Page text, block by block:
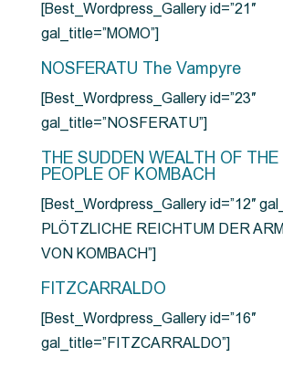
[Best_Wordpress_Gallery id=”21″
gal_title=”MOMO”]
NOSFERATU The Vampyre
[Best_Wordpress_Gallery id=”23″
gal_title=”NOSFERATU”]
THE SUDDEN WEALTH OF THE
PEOPLE OF KOMBACH
[Best_Wordpress_Gallery id=”12″
PLÖTZLICHE REICHTUM DER
VON KOMBACH”]
FITZCARRALDO
[Best_Wordpress_Gallery id=”16″
gal_title=”FITZCARRALDO”]